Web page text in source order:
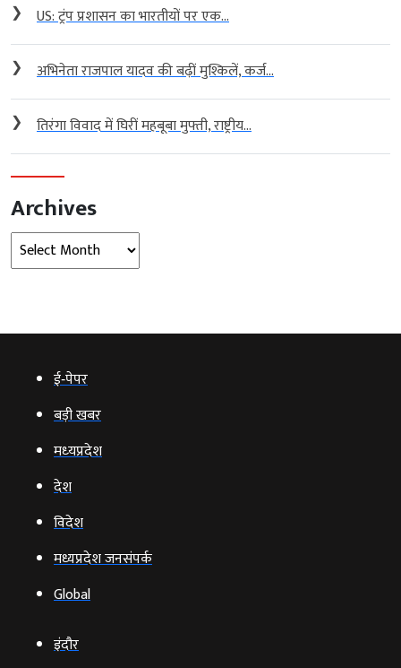
❯ US: ट्रंप प्रशासन का भारतीयों पर एक...
❯ अभिनेता राजपाल यादव की बढ़ीं मुश्किलें, कर्ज...
❯ तिरंगा विवाद में घिरीं महबूबा मुफ्ती, राष्ट्रीय...
Archives
Archives
ई‑पेपर
बड़ी खबर
मध्‍यप्रदेश
देश
विदेश
मध्यप्रदेश जनसंपर्क
Global
इंदौर